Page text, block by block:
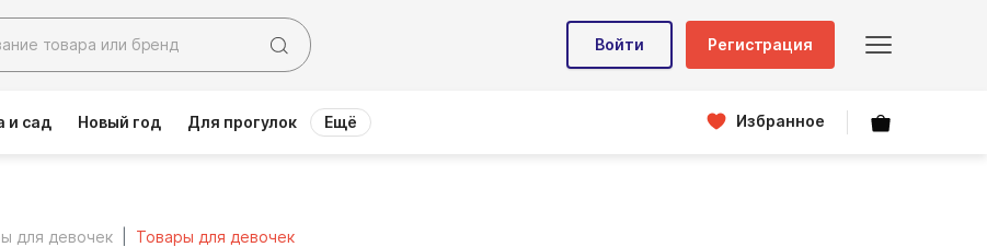
Войти Регистрация
и сад Новый год Для прогулок Ещё Избранное
для девочек Товары для девочек